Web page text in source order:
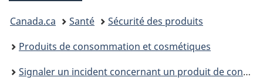
Vous
êtes
ici :
Canada.ca Santé
Sécurité des produits
Produits de consommation et cosmétiques
Signaler un incident concernant un produit de consommation ou un cosmétique : aperçu